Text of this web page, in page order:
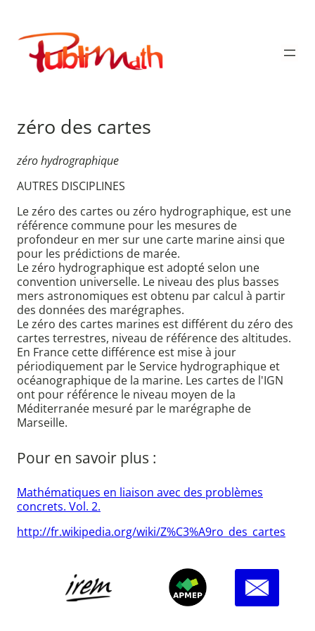
contenu
Publimath
zéro des cartes
zéro hydrographique
AUTRES DISCIPLINES
Le zéro des cartes ou zéro hydrographique, est une
référence commune pour les mesures de
profondeur en mer sur une carte marine ainsi que
pour les prédictions de marée.
Le zéro hydrographique est adopté selon une
convention universelle. Le niveau des plus basses
mers astronomiques est obtenu par calcul à partir
des données des marégraphes.
Le zéro des cartes marines est différent du zéro des
cartes terrestres, niveau de référence des altitudes.
En France cette différence est mise à jour
périodiquement par le Service hydrographique et
océanographique de la marine. Les cartes de l'IGN
ont pour référence le niveau moyen de la
Méditerranée mesuré par le marégraphe de
Marseille.
Pour en savoir plus :
Mathématiques en liaison avec des problèmes
concrets. Vol. 2.
http://fr.wikipedia.org/wiki/Z%C3%A9ro_des_cartes